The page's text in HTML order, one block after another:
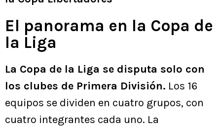
El panorama en la Copa de
la Liga
La Copa de la Liga se disputa solo con
los clubes de Primera División. Los 16
equipos se dividen en cuatro grupos, con
cuatro integrantes cada uno. La